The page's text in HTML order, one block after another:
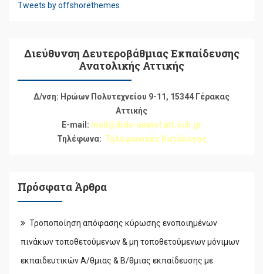
Tweets by offshorethemes
Διεύθυνση Δευτεροβάθμιας Εκπαίδευσης
Ανατολικής Αττικής
Δ/νση: Ηρώων Πολυτεχνείου 9-11, 15344 Γέρακας
Αττικής
E-mail: mail@dide-anatol.att.sch.gr
Τηλέφωνα: Τηλεφωνικός Κατάλογος
Πρόσφατα Άρθρα
Τροποποίηση απόφασης κύρωσης ενοποιημένων
πινάκων τοποθετούμενων & μη τοποθετούμενων μόνιμων
εκπαιδευτικών Α/θμιας & Β/θμιας εκπαίδευσης με